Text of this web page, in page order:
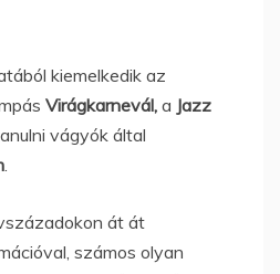
kiemelkedik az
Virágkarnevál, a Jazz
vágyók által
.
át át
számos olyan